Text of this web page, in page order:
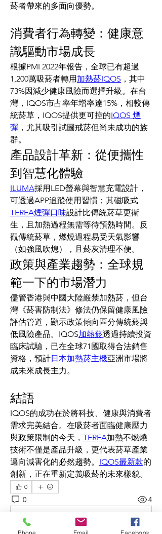
菸者帶來的多面向優勢。
消費者行為轉變：健康意
識驅動市場成長
根據PMI 2022年報告，全球已有超過
1,200萬吸菸者轉用加熱菸IQOS ，其中
73%因減少健康風險而選擇升級。在台
灣，IQOS市占率年增率達15%，相較傳
統菸草，IQOS提供更可控的IQOS 煙
彈 ，尤其吸引試圖戒菸但尚未成功的族
群。
產品設計革新：從便攜性
到智慧化體驗
ILUMA採用LED螢幕與智慧充電設計，
可透過APP追蹤使用習慣；其磁吸式
TEREA煙彈口味設計比傳統菸草更衛
生，且加熱過程無需等待預熱時間。反
觀傳統菸草，燃燒過程易受天氣影響
（如強風吹熄），且菸灰清理不便。
政策與產業趨勢：全球規
範一下的市場潛力
儘管香港與中國大陸嚴禁加熱菸，但台
灣《菸害防制法》修法仍保留健康風險
評估管道，顯示政策傾向區分傳統菸與
低風險產品。IQOS加熱菸透過持續投資
臨床試驗，已在全球71國取得合法銷售
資格，預計日本加熱菸主機亞洲市場將
成未來成長主力。
結語
IQOS的成功在於將科技、健康與消費者
需求完美結合。在吸菸者面臨健康壓力
與政策限制的今天， TEREA加熱不燃燒
技術不僅是產品升級，更代表菸草產業
邁向減害化的必然趨勢。 IQOS最新款的
創新，正在重新定義吸菸的未來樣貌。
0
0 4
Write a comment...
Phone Email Facebook